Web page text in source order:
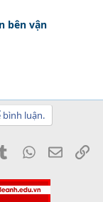
bên vận
bình luận.
TumblrWhatsApp
Email